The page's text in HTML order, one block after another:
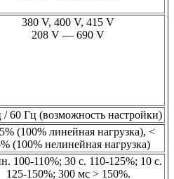
380 V, 400 V, 415 V
208 V — 690 V
/ 60 Гц (возможность настройки)
(100% линейная нагрузка), <
(100% нелинейная нагрузка)
100-110%; 30 с. 110-125%; 10 с.
125-150%; 300 мс > 150%.